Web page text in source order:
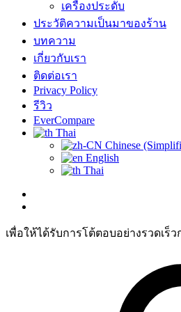
เครื่องประดับ
ประวัติความเป็นมาของร้าน
บทความ
เกี่ยวกับเรา
ติดต่อเรา
Privacy Policy
รีวิว
EverCompare
Thai
Chinese
English
Thai
เพื่อให้ได้รับการโต้ตอบอย่างรวดเ